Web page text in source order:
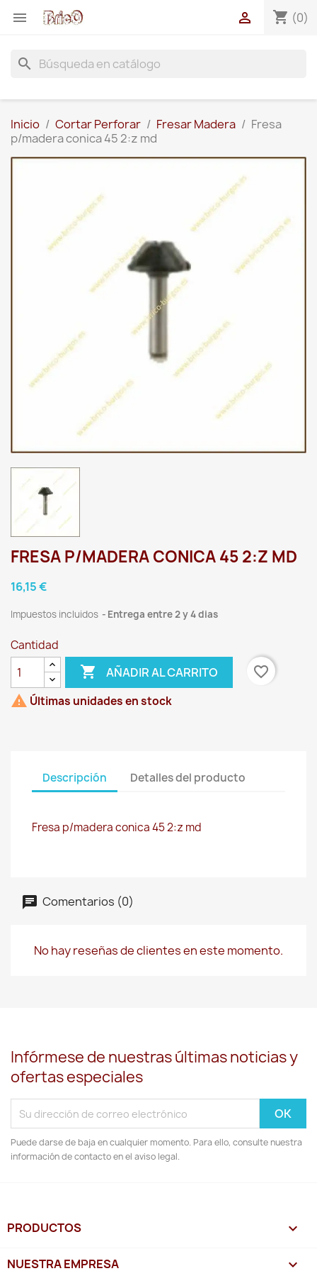
 shopping_cart (0)

search
Inicio Cortar Perforar Fresar Madera
Fresa
p/madera conica 45 2:z md
FRESA P/MADERA CONICA 45 2:Z MD
16,15 €
Impuestos incluidos Entrega entre 2 y 4 dias
Cantidad
 AÑADIR AL CARRITO
favorite_border
 Últimas unidades en stock
Descripción Detalles del producto
Fresa p/madera conica 45 2:z md
Comentarios (0)
No hay reseñas de clientes en este momento.
Infórmese de nuestras últimas noticias y
ofertas especiales
Puede darse de baja en cualquier momento. Para ello, consulte nuestra
información de contacto en el aviso legal.
PRODUCTOS 
NUESTRA EMPRESA 